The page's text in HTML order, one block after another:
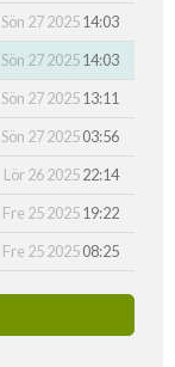
Sön 27 202514:03
Sön 27 202514:03
Sön 27 202513:11
Sön 27 202503:56
Lör 26 202522:14
Fre 25 202519:22
Fre 25 202508:25